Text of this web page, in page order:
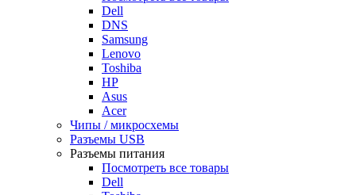
Dell
DNS
Samsung
Lenovo
Toshiba
HP
Asus
Acer
Чипы / микросхемы
Разъемы USB
Разъемы питания
Посмотреть все товары
Dell